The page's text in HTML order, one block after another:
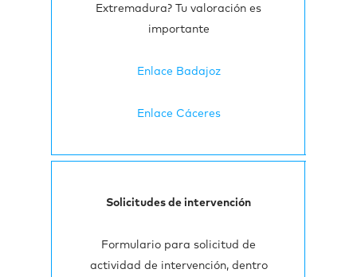
Extremadura? Tu valoración es
importante
Enlace Badajoz
Enlace Cáceres
Solicitudes de intervención
Formulario para solicitud de
actividad de intervención, dentro